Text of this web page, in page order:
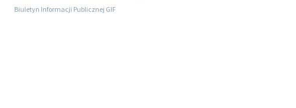
Biuletyn Informacji Publicznej GIF